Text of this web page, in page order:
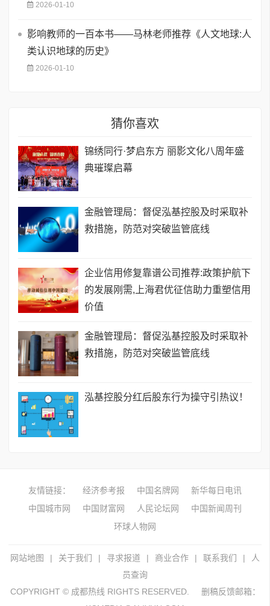
2026-01-10
影响教师的一百本书——马林老师推荐《人文地球:人
类认识地球的历史》
2026-01-10
猜你喜欢
锦绣同行·梦启东方 丽影文化八周年盛
典璀璨启幕
金融管理局：督促泓基控股及时采取补
救措施，防范对突破监管底线
企业信用修复靠谱公司推荐:政策护航下
的发展刚需,上海君优征信助力重塑信用
价值
金融管理局：督促泓基控股及时采取补
救措施，防范对突破监管底线
泓基控股分红后股东行为操守引热议！
友情链接： 经济参考报 中国名牌网
新华每日电讯
中国城市网
中国财富网 人民论坛网
中国新闻周刊
环球人物网
网站地图 | 关于我们 | 寻求报道 | 商业合作 | 联系我们 |
人
员查询
COPYRIGHT © 成都热线 RIGHTS RESERVED.
删稿反馈邮箱：